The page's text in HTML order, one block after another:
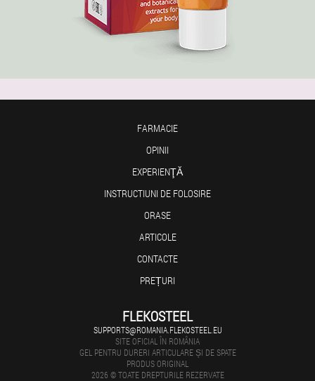
FARMACIE
OPINII
EXPERIENŢĂ
INSTRUCTIUNI DE FOLOSIRE
ORASE
ARTICOLE
CONTACTE
PREȚURI
FLEKOSTEEL
SUPPORTS@ROMANIA.FLEKOSTEEL.EU
SITE OFICIAL ÎN ROMÂNIA
GEL PENTRU DURERI ARTICULARE ȘI DE SPATE
PRODUS ORIGINAL
2026 © TOATE DREPTURILE REZERVATE